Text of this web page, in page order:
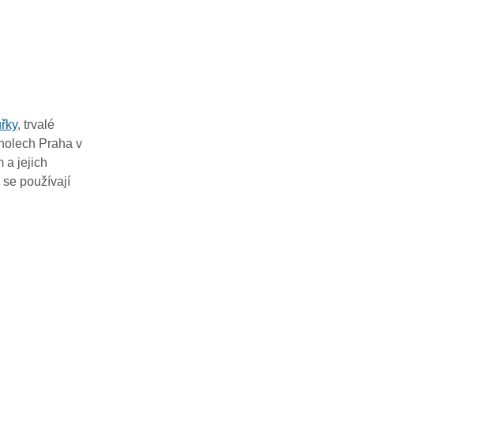
11:30
11:20
11:10
11:00
, trvalé
Praha v
a jejich
se používají